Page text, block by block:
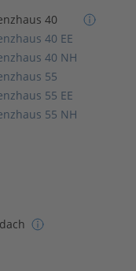
40
40 EE
40 NH
55
55 EE
55 NH